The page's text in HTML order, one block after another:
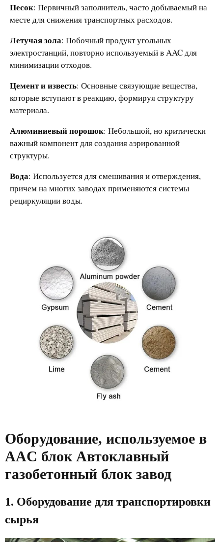
Песок: Первичный заполнитель, часто добываемый на
месте для снижения транспортных расходов.
Летучая зола: Побочный продукт угольных
электростанций, повторно используемый в AAC для
минимизации отходов.
Цемент и известь: Основные связующие вещества,
которые вступают в реакцию, формируя структуру
материала.
Алюминиевый порошок: Небольшой, но критически
важный компонент для создания аэрированной
структуры.
Вода: Используется для смешивания и отверждения,
причем на многих заводах применяются системы
рециркуляции воды.
Оборудование, используемое в
AAC блок Автоклавный
газобетонный блок завод
1. Оборудование для транспортировки
сырья